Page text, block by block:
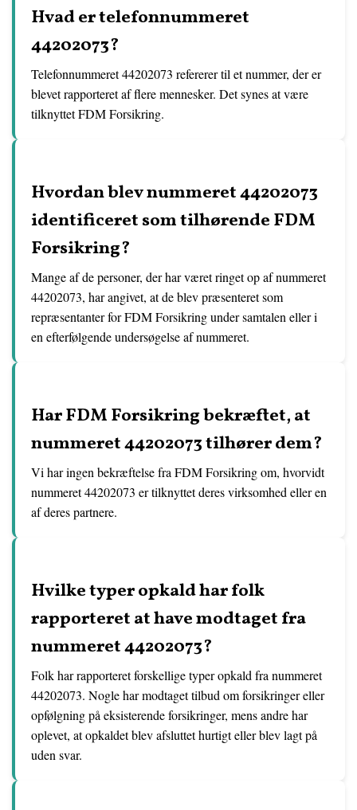
Hvad er telefonnummeret
44202073?
Telefonnummeret 44202073 refererer til et nummer, der er
blevet rapporteret af flere mennesker. Det synes at være
tilknyttet FDM Forsikring.
Hvordan blev nummeret 44202073
identificeret som tilhørende FDM
Forsikring?
Mange af de personer, der har været ringet op af nummeret
44202073, har angivet, at de blev præsenteret som
repræsentanter for FDM Forsikring under samtalen eller i
en efterfølgende undersøgelse af nummeret.
Har FDM Forsikring bekræftet, at
nummeret 44202073 tilhører dem?
Vi har ingen bekræftelse fra FDM Forsikring om, hvorvidt
nummeret 44202073 er tilknyttet deres virksomhed eller en
af deres partnere.
Hvilke typer opkald har folk
rapporteret at have modtaget fra
nummeret 44202073?
Folk har rapporteret forskellige typer opkald fra nummeret
44202073. Nogle har modtaget tilbud om forsikringer eller
opfølgning på eksisterende forsikringer, mens andre har
oplevet, at opkaldet blev afsluttet hurtigt eller blev lagt på
uden svar.